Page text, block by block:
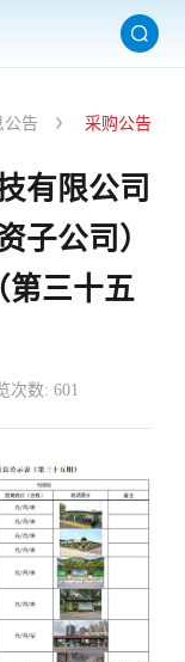
公告 采购公告
有限公司
子公司）
第三十五
次数:601